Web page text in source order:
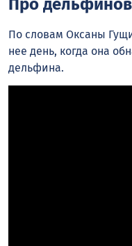
Про
По словам Оксаны
нее день, когда она
дельфина.